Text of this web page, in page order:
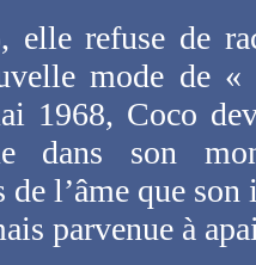
elle refuse de
mode de
1968, Coco
dans son
de l’âme que
parvenue à